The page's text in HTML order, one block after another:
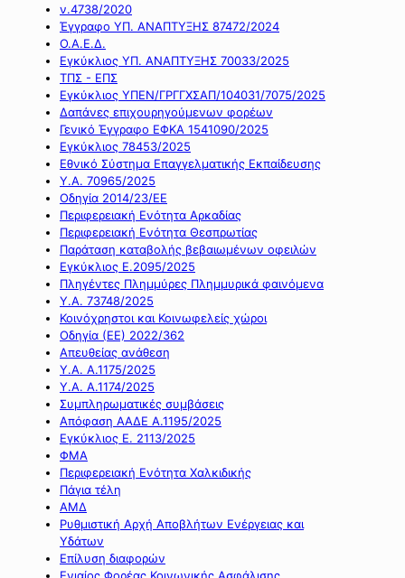
ν.4738/2020
Έγγραφο ΥΠ. ΑΝΑΠΤΥΞΗΣ 87472/2024
Ο.Α.Ε.Δ.
Εγκύκλιος ΥΠ. ΑΝΑΠΤΥΞΗΣ 70033/2025
ΤΠΣ - ΕΠΣ
Εγκύκλιος ΥΠΕΝ/ΓΡΓΓΧΣΑΠ/104031/7075/2025
Δαπάνες επιχουρηγούμενων φορέων
Γενικό Έγγραφο ΕΦΚΑ 1541090/2025
Εγκύκλιος 78453/2025
Εθνικό Σύστημα Επαγγελματικής Εκπαίδευσης
Υ.Α. 70965/2025
Οδηγία 2014/23/ΕΕ
Περιφερειακή Ενότητα Αρκαδίας
Περιφερειακή Ενότητα Θεσπρωτίας
Παράταση καταβολής βεβαιωμένων οφειλών
Εγκύκλιος Ε.2095/2025
Πληγέντες Πλημμύρες Πλημμυρικά φαινόμενα
Υ.Α. 73748/2025
Κοινόχρηστοι και Κοινωφελείς χώροι
Οδηγία (ΕΕ) 2022/362
Απευθείας ανάθεση
Υ.Α. Α.1175/2025
Υ.Α. Α.1174/2025
Συμπληρωματικές συμβάσεις
Απόφαση ΑΑΔΕ Α.1195/2025
Εγκύκλιος Ε. 2113/2025
ΦΜΑ
Περιφερειακή Ενότητα Χαλκιδικής
Πάγια τέλη
ΑΜΔ
Ρυθμιστική Αρχή Αποβλήτων Ενέργειας και
Υδάτων
Επίλυση διαφορών